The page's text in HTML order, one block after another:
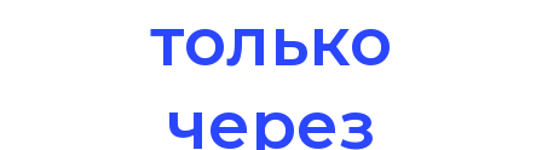
только
через